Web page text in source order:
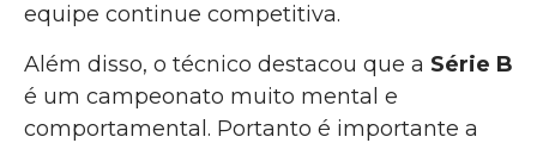
equipe continue competitiva.
Além disso, o técnico destacou que a Série B
é um campeonato muito mental e
comportamental. Portanto é importante a